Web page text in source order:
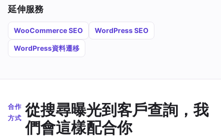
延伸服務
WooCommerce SEO WordPress SEO
WordPress資料遷移
合作
方式 從搜尋曝光到客戶查詢，我
們會這樣配合你